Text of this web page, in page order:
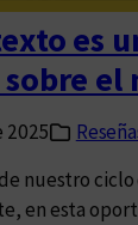
es
sobre
2025
nuestro ciclo
en esta